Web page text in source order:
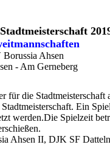
Ahsen
- Am Gerneberg
die Stadtmeisterschaft
Ein
werden.Die Spielzeit
Ahsen II, DJK SF